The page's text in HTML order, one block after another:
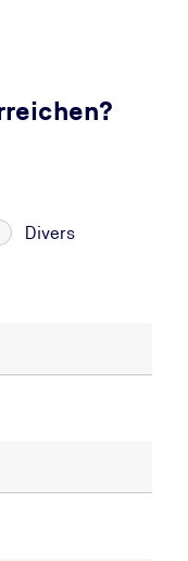
Divers